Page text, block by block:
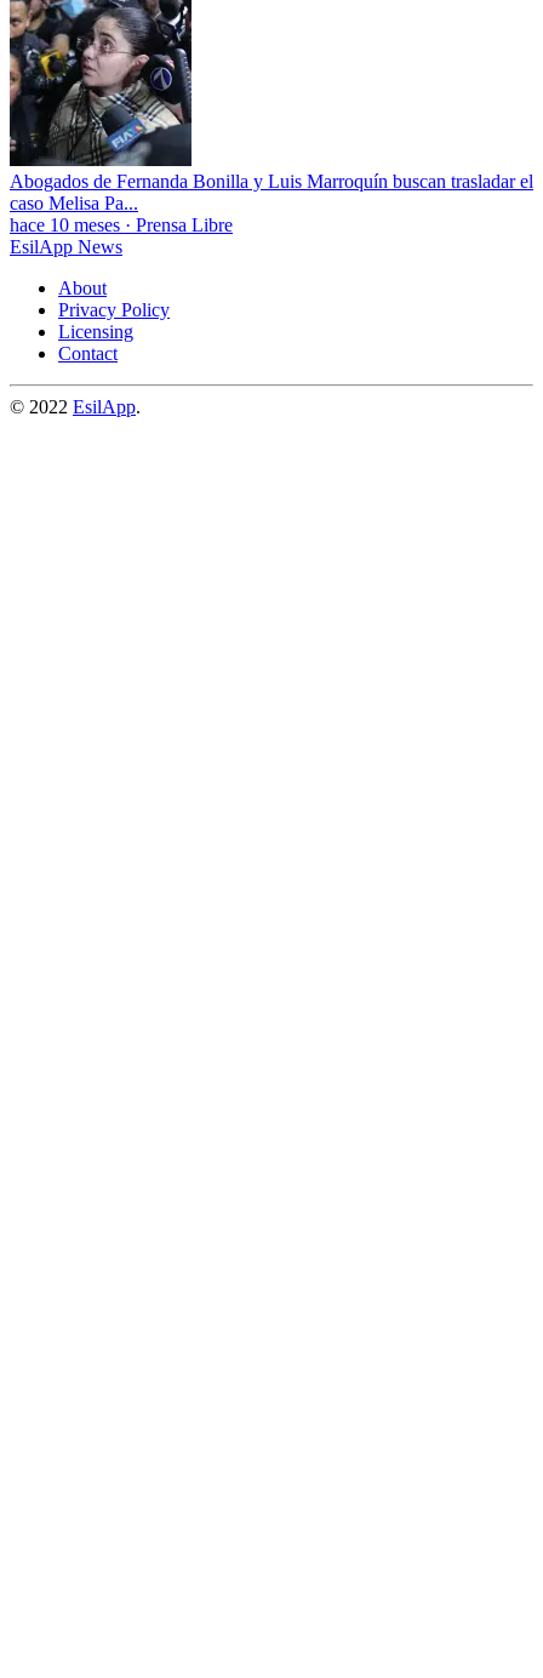
Abogados de Fernanda Bonilla y Luis Marroquín buscan trasladar el
caso Melisa Pa...
hace 10 meses · Prensa Libre
EsilApp News
About
Privacy Policy
Licensing
Contact
© 2022 EsilApp.